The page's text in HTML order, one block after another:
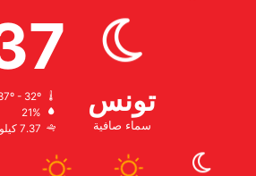
تونس
سماء صافية
21%
7.37 كيلومتر/ساعة